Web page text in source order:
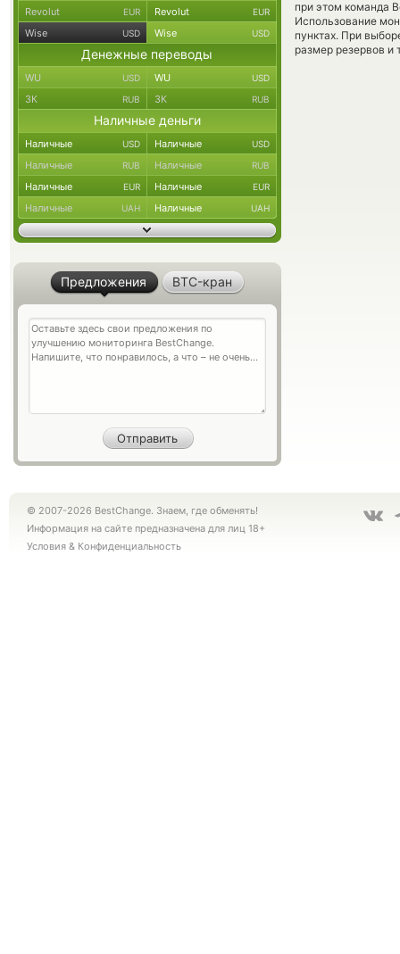
при этом команда
Использование
пунктах. При
размер резервов и
Revolut EUR Revolut EUR
Wise USD Wise USD
Денежные переводы
WU USD WU USD
ЗК RUB ЗК RUB
Наличные деньги
Наличные USD Наличные USD
Наличные RUB Наличные RUB
Наличные EUR Наличные EUR
Наличные UAH Наличные UAH
Предложения BTC-кран
© 2007-2026 BestChange. Знаем, где обменять!
Информация на сайте предназначена для лиц 18+
Условия & Конфиденциальность